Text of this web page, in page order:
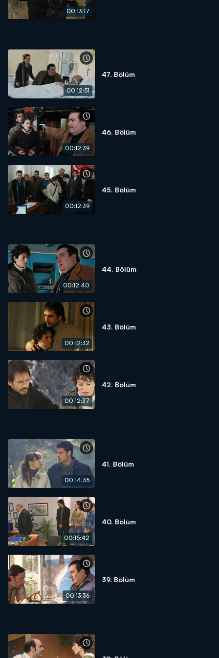
00:13:17
00:12:51
47. Bölüm
00:12:39
46. Bölüm
00:12:39
45. Bölüm
00:12:40
44. Bölüm
00:12:32
43. Bölüm
00:12:37
42. Bölüm
00:14:35
41. Bölüm
00:15:42
40. Bölüm
00:13:36
39. Bölüm